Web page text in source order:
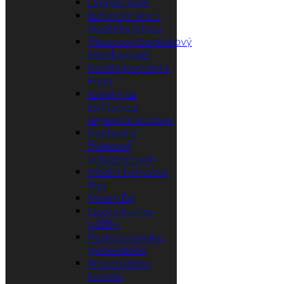
Euforické víno z
modrého lotosu
Jalovcový/borievkový
kúpeľový olej
Kostihojový olej a
krém
Kvapky na
kloktanie a
regeneráciu zubov
Kvetové a
bylinkové
ochutené vody
Modro tyrkysový
likér
Modrý čaj
Ocot z kvetov
pažítky
Pesto z cesnaku
medvedieho
Provensálske
korenie